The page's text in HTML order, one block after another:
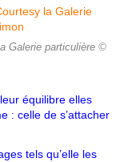
Galerie particulière ©
équilibre elles
: celle de s’attacher
tels qu’elle les